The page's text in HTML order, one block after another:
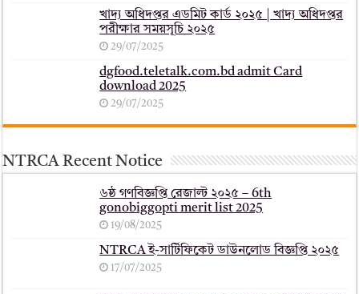
খাদ্য অধিদপ্তর এডমিট কার্ড ২০২৫ | খাদ্য অধিদপ্তর
পরীক্ষার সময়সূচি ২০২৫
29/07/2025
dgfood.teletalk.com.bd admit Card
download 2025
29/07/2025
NTRCA Recent Notice
৬ষ্ঠ গণবিজ্ঞপ্তি রেজাল্ট ২০২৫ – 6th
gonobiggopti merit list 2025
19/08/2025
NTRCA ই-সার্টিফিকেট ডাউনলোড বিজ্ঞপ্তি ২০২৫
17/07/2025